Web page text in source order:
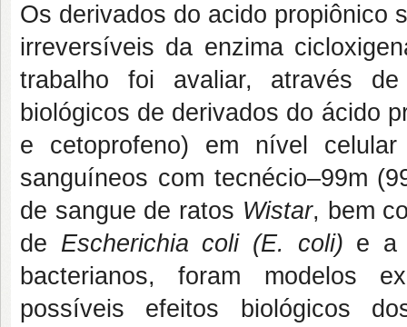
Os derivados do acido propiônico
irreversíveis da enzima
trabalho foi avaliar, através de
biológicos de derivados do ácido
e cetoprofeno) em nível
sanguíneos com tecnécio–99m
de sangue de ratos Wistar, bem
de Escherichia coli (E. coli) e a
bacterianos, foram modelos
possíveis efeitos biológicos